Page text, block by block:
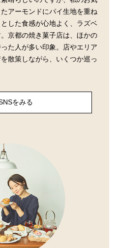
アーモンドにパイ生地を重ね
した食感が心地よく、ラズベ
京都の焼き菓子店は、ほかの
た人が多い印象。店やエリア
散策しながら、いくつか巡っ
をみる